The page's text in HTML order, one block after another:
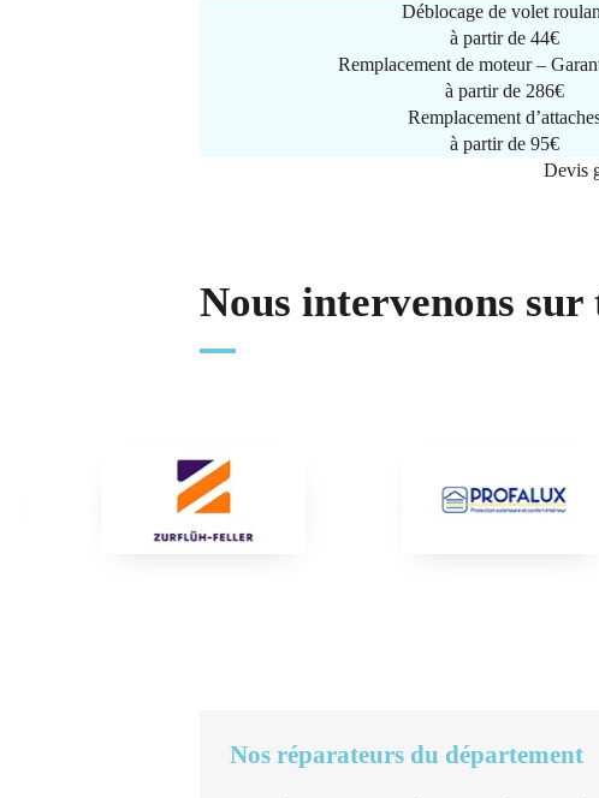
Déblocage de volet
à partir de 44€
Remplacement de moteur –
à partir de 286€
Remplacement
à partir de 95€
Devis
Nous intervenons sur
Nos réparateurs du département